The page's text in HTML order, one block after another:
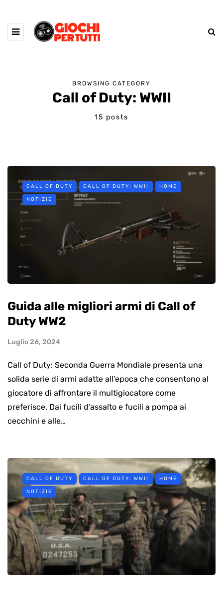
BROWSING CATEGORY
Call of Duty: WWII
15 posts
CALL OF DUTY CALL OF DUTY: WWII HOME
NOTIZIE
Guida alle migliori armi di Call of
Duty WW2
Luglio 26, 2024
Call of Duty: Seconda Guerra Mondiale presenta una
solida serie di armi adatte all’epoca che consentono al
giocatore di affrontare il multigiocatore come
preferisce. Dai fucili d’assalto e fucili a pompa ai
cecchini e alle…
CALL OF DUTY CALL OF DUTY: WWII HOME
NOTIZIE